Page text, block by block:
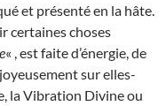
et présenté en la hâte.
certaines choses
« , est faite d’énergie, de
sur elles-
la Vibration Divine ou